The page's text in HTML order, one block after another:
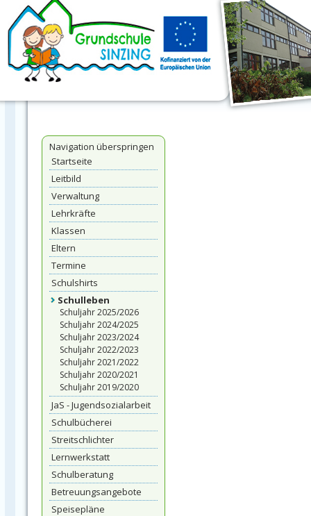
Navigation überspringen
Startseite
Leitbild
Verwaltung
Lehrkräfte
Klassen
Eltern
Termine
Schulshirts
Schulleben
Schuljahr 2025/2026
Schuljahr 2024/2025
Schuljahr 2023/2024
Schuljahr 2022/2023
Schuljahr 2021/2022
Schuljahr 2020/2021
Schuljahr 2019/2020
JaS - Jugendsozialarbeit
Schulbücherei
Streitschlichter
Lernwerkstatt
Schulberatung
Betreuungsangebote
Speisepläne